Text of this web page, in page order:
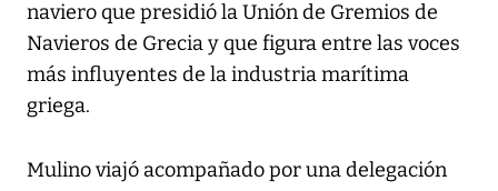
naviero que presidió la Unión de Gremios de
Navieros de Grecia y que figura entre las voces
más influyentes de la industria marítima
griega.
Mulino viajó acompañado por una delegación